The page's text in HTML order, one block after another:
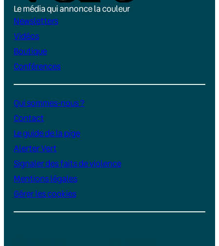
Le média qui annonce la couleur
Newsletters
Vidéos
Boutique
Conférences
Qui sommes-nous ?
Contact
Le guide de la pige
Alerter Vert
Signaler des faits de violence
Mentions légales
Gérer les cookies